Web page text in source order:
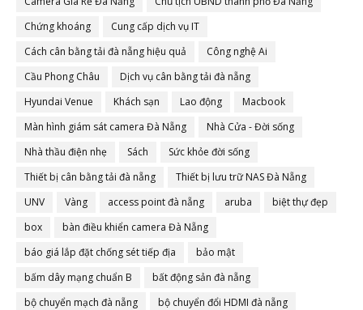
Chứng khoáng
Cung cấp dịch vụ IT
Cách cân bằng tải đà nẵng hiệu quả
Công nghệ Ai
Cầu Phong Châu
Dịch vụ cân bằng tải đà nẵng
Hyundai Venue
Khách sạn Lao động
Macbook
Màn hình giám sát camera Đà Nẵng
Nhà Cửa - Đời sống
Nhà thầu điện nhẹ
Sách
Sức khỏe đời sống
Thiết bị cân bằng tải đà nẵng
Thiết bị lưu trữ NAS Đà Nẵng
UNV
Vàng access point đà nẵng aruba
biệt thự đẹp
box
bàn điều khiển camera Đà Nẵng
báo giá lắp đặt chống sét tiếp địa
bảo mật
bấm dây mạng chuẩn B
bất động sản đà nẵng
bộ chuyển mạch đà nẵng
bộ chuyển đổi HDMI đà nẵng